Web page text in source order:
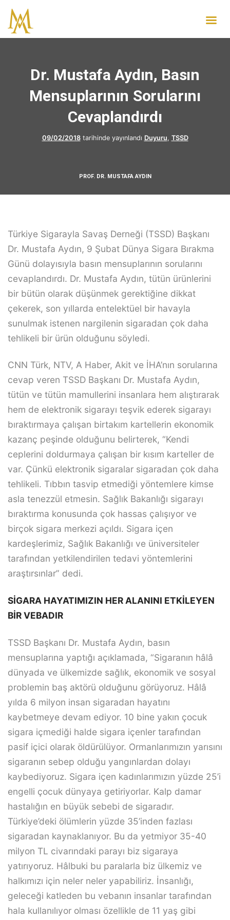
Dr. Mustafa Aydın, Basın
Mensuplarının Sorularını
Cevaplandırdı
09/02/2018tarihinde yayınlandı Duyuru, TSSD
PROF. DR. MUSTAFA AYDIN
Türkiye Sigarayla Savaş Derneği (TSSD) Başkanı
Dr. Mustafa Aydın, 9 Şubat Dünya Sigara Bırakma
Günü dolayısıyla basın mensuplarının sorularını
cevaplandırdı. Dr. Mustafa Aydın, tütün ürünlerini
bir bütün olarak düşünmek gerektiğine dikkat
çekerek, son yıllarda entelektüel bir havayla
sunulmak istenen nargilenin sigaradan çok daha
tehlikeli bir ürün olduğunu söyledi.
CNN Türk, NTV, A Haber, Akit ve İHA’nın sorularına
cevap veren TSSD Başkanı Dr. Mustafa Aydın,
tütün ve tütün mamullerini insanlara hem alıştırarak
hem de elektronik sigarayı teşvik ederek sigarayı
bıraktırmaya çalışan birtakım kartellerin ekonomik
kazanç peşinde olduğunu belirterek, “Kendi
ceplerini doldurmaya çalışan bir kısım karteller de
var. Çünkü elektronik sigaralar sigaradan çok daha
tehlikeli. Tıbbın tasvip etmediği yöntemlere kimse
asla tenezzül etmesin. Sağlık Bakanlığı sigarayı
bıraktırma konusunda çok hassas çalışıyor ve
birçok sigara merkezi açıldı. Sigara içen
kardeşlerimiz, Sağlık Bakanlığı ve üniversiteler
tarafından yetkilendirilen tedavi yöntemlerini
araştırsınlar” dedi.
SİGARA HAYATIMIZIN HER ALANINI ETKİLEYEN
BİR VEBADIR
TSSD Başkanı Dr. Mustafa Aydın, basın
mensuplarına yaptığı açıklamada, “Sigaranın hâlâ
dünyada ve ülkemizde sağlık, ekonomik ve sosyal
problemin baş aktörü olduğunu görüyoruz. Hâlâ
yılda 6 milyon insan sigaradan hayatını
kaybetmeye devam ediyor. 10 bine yakın çocuk
sigara içmediği halde sigara içenler tarafından
pasif içici olarak öldürülüyor. Ormanlarımızın yarısını
sigaranın sebep olduğu yangınlardan dolayı
kaybediyoruz. Sigara içen kadınlarımızın yüzde 25’i
engelli çocuk dünyaya getiriyorlar. Kalp damar
hastalığın en büyük sebebi de sigaradır.
Türkiye’deki ölümlerin yüzde 35’inden fazlası
sigaradan kaynaklanıyor. Bu da yetmiyor 35-40
milyon TL civarındaki parayı biz sigaraya
yatırıyoruz. Hâlbuki bu paralarla biz ülkemiz ve
halkımızı için neler neler yapabiliriz. İnsanlığı,
geleceği katleden bu vebanın insanlar tarafından
hala kullanılıyor olması özellikle de 11 yaş gibi